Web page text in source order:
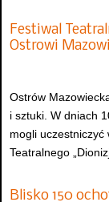
Festiwal
Ostrowi
Ostrów
i sztuki. W dniach
mogli uczestniczyć
Teatralnego
Blisko 150